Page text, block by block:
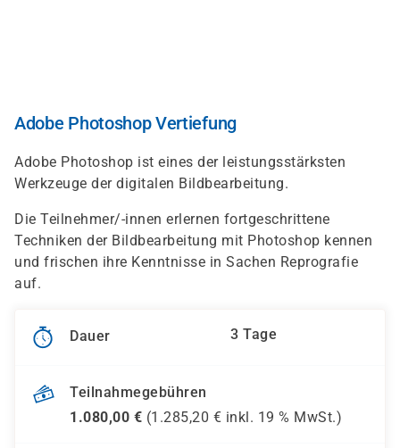
Adobe Photoshop Vertiefung
Adobe Photoshop ist eines der leistungsstärksten
Werkzeuge der digitalen Bildbearbeitung.
Die Teilnehmer/-innen erlernen fortgeschrittene
Techniken der Bildbearbeitung mit Photoshop kennen
und frischen ihre Kenntnisse in Sachen Reprografie
auf.
Dauer 3 Tage
Teilnahmegebühren
1.080,00 € (1.285,20 € inkl. 19 % MwSt.)